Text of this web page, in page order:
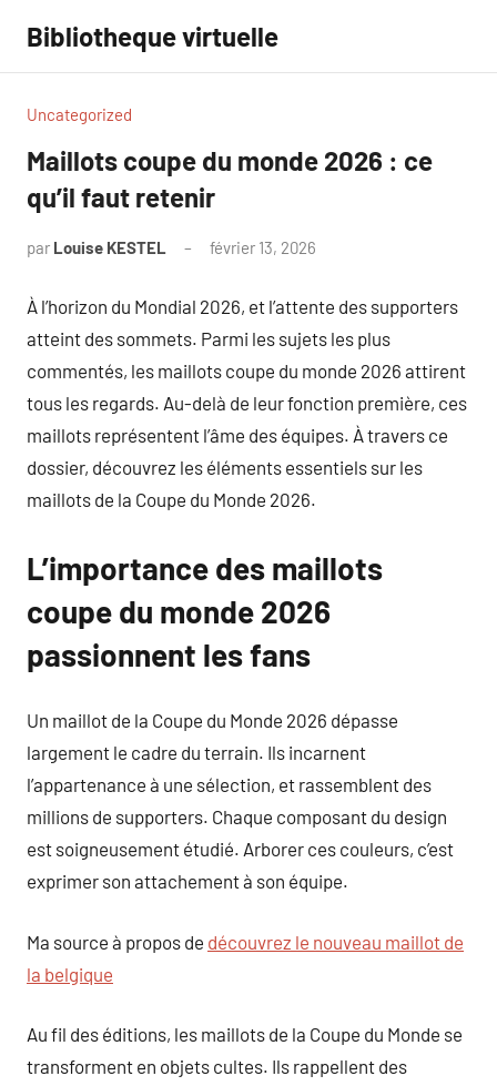
contenu
Bibliotheque virtuelle
Uncategorized
Maillots coupe du monde 2026 : ce
qu’il faut retenir
par Louise KESTEL février 13, 2026
À l’horizon du Mondial 2026, et l’attente des supporters
atteint des sommets. Parmi les sujets les plus
commentés, les maillots coupe du monde 2026 attirent
tous les regards. Au-delà de leur fonction première, ces
maillots représentent l’âme des équipes. À travers ce
dossier, découvrez les éléments essentiels sur les
maillots de la Coupe du Monde 2026.
L’importance des maillots
coupe du monde 2026
passionnent les fans
Un maillot de la Coupe du Monde 2026 dépasse
largement le cadre du terrain. Ils incarnent
l’appartenance à une sélection, et rassemblent des
millions de supporters. Chaque composant du design
est soigneusement étudié. Arborer ces couleurs, c’est
exprimer son attachement à son équipe.
Ma source à propos de découvrez le nouveau maillot de
la belgique
Au fil des éditions, les maillots de la Coupe du Monde se
transforment en objets cultes. Ils rappellent des